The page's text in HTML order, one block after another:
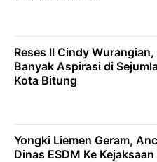
Reses ll Cindy Wurangian,
Banyak Aspirasi di
Kota Bitung
Yongki Liemen Geram,
Dinas ESDM Ke